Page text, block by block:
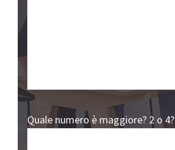
Quale numero è maggiore? 2 o 4?